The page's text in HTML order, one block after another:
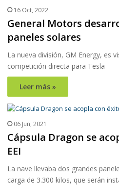
16 Oct, 2022
General Motors
paneles solares
La nueva división, GM Energy, es
competición directa para Tesla
Leer más »
06 Jun, 2021
Cápsula Dragon se
EEI
La nave llevaba dos grandes
carga de 3.300 kilos, que serán